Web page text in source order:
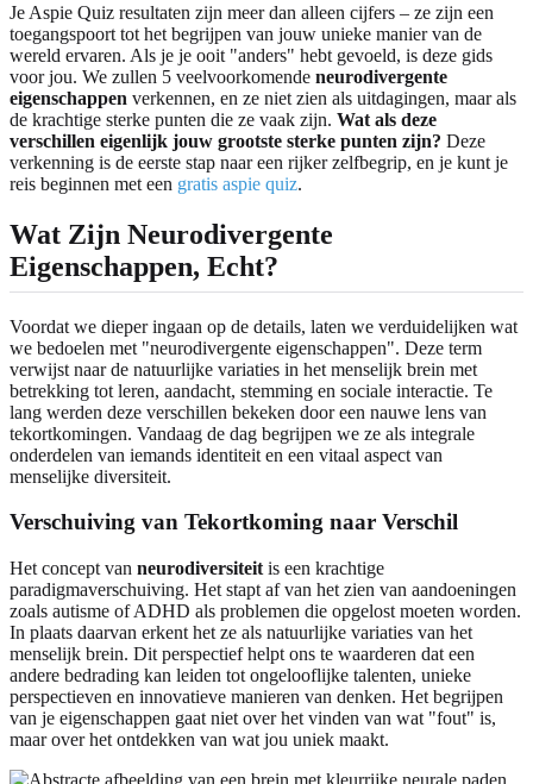
Je Aspie Quiz resultaten zijn meer dan alleen cijfers – ze zijn een
toegangspoort tot het begrijpen van jouw unieke manier van de
wereld ervaren. Als je je ooit "anders" hebt gevoeld, is deze gids
voor jou. We zullen 5 veelvoorkomende neurodivergente
eigenschappen verkennen, en ze niet zien als uitdagingen, maar als
de krachtige sterke punten die ze vaak zijn. Wat als deze
verschillen eigenlijk jouw grootste sterke punten zijn? Deze
verkenning is de eerste stap naar een rijker zelfbegrip, en je kunt je
reis beginnen met een gratis aspie quiz.
Wat Zijn Neurodivergente
Eigenschappen, Echt?
Voordat we dieper ingaan op de details, laten we verduidelijken wat
we bedoelen met "neurodivergente eigenschappen". Deze term
verwijst naar de natuurlijke variaties in het menselijk brein met
betrekking tot leren, aandacht, stemming en sociale interactie. Te
lang werden deze verschillen bekeken door een nauwe lens van
tekortkomingen. Vandaag de dag begrijpen we ze als integrale
onderdelen van iemands identiteit en een vitaal aspect van
menselijke diversiteit.
Verschuiving van Tekortkoming naar Verschil
Het concept van neurodiversiteit is een krachtige
paradigmaverschuiving. Het stapt af van het zien van aandoeningen
zoals autisme of ADHD als problemen die opgelost moeten worden.
In plaats daarvan erkent het ze als natuurlijke variaties van het
menselijk brein. Dit perspectief helpt ons te waarderen dat een
andere bedrading kan leiden tot ongelooflijke talenten, unieke
perspectieven en innovatieve manieren van denken. Het begrijpen
van je eigenschappen gaat niet over het vinden van wat "fout" is,
maar over het ontdekken van wat jou uniek maakt.